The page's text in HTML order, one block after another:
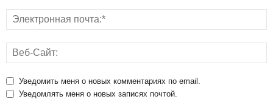
Уведомить меня о новых комментариях по email.
Уведомлять меня о новых записях почтой.